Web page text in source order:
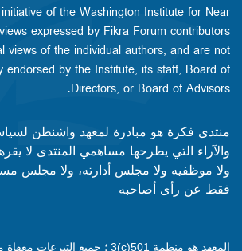
of the Washington Institute for Near
expressed by Fikra Forum contributors
views of the individual authors, and are not
endorsed by the Institute, its staff, Board of
Directors, or Board of Advisors.​​
منتدى فكرة هو مبادرة لمعهد واشنطن
والآراء التي يطرحها مساهمي المنتدى لا
ولا موظفيه ولا مجلس أدارته، ولا مجلس
فقط عن رأى أصاحبه
المعهد هو منظمة 501(c)3 ؛ جميع التبرعات معفاة من الضرائب.